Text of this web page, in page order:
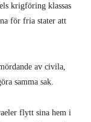
krigföring klassas
för fria stater att
av civila,
samma sak.
flytt sina hem i